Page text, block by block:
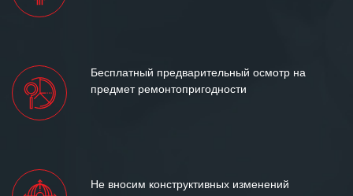
Бесплатный предварительный осмотр на
предмет ремонтопригодности
Не вносим конструктивных изменений
У вас остались вопросы?